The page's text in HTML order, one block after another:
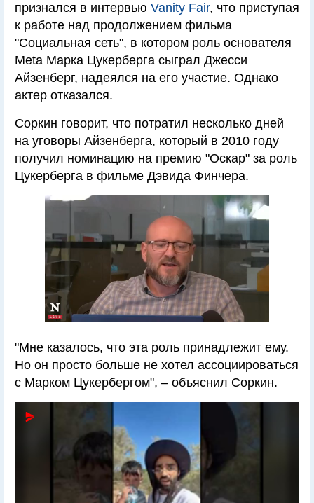
признался в интервью Vanity Fair, что приступая
к работе над продолжением фильма
"Социальная сеть", в котором роль основателя
Meta Марка Цукерберга сыграл Джесси
Айзенберг, надеялся на его участие. Однако
актер отказался.
Соркин говорит, что потратил несколько дней
на уговоры Айзенберга, который в 2010 году
получил номинацию на премию "Оскар" за роль
Цукерберга в фильме Дэвида Финчера.
"Мне казалось, что эта роль принадлежит ему.
Но он просто больше не хотел ассоциироваться
с Марком Цукербергом", – объяснил Соркин.